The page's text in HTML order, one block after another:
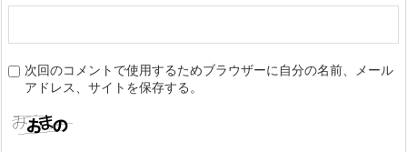
次回のコメントで使用するためブラウザーに自分の名前、メール
アドレス、サイトを保存する。